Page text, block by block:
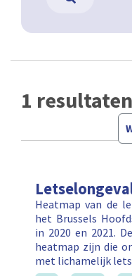
1 resultaten
Heatmap van de
het Brussels
in 2020 en 2021.
heatmap zijn die
met lichamelijk